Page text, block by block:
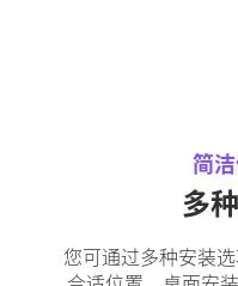
简
多
您可通过多种安装